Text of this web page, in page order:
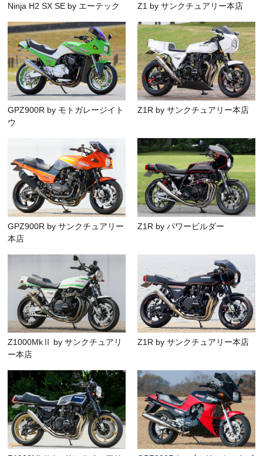
Ninja H2 SX SE by エーテック Z1 by サンクチュアリー本店
GPZ900R by モトガレージイト
ウ
Z1R by サンクチュアリー本店
GPZ900R by サンクチュアリー
本店
Z1R by パワービルダー
Z1000MkⅡ by サンクチュアリ
ー本店
Z1R by サンクチュアリー本店